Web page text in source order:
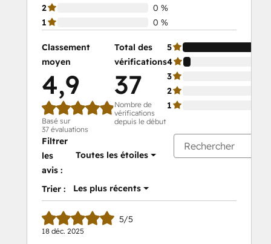
2
0 %
1
0 %
Classement
moyen
4,9
Basé sur
37 évaluations
Total des
vérifications
37
Nombre de
vérifications
depuis le début
5
4
3
2
1
Filtrer
les
avis :
Toutes les étoiles
Trier : Les plus récents
5/5
18 déc. 2025